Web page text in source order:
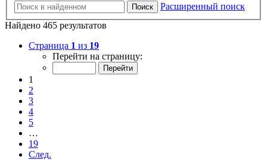
Поиск
Расширенный поиск
Найдено 465 результатов
Страница 1 из 19
Перейти на страницу:
1
2
3
4
5
…
19
След.